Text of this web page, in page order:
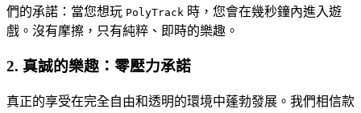
們的承諾：當您想玩 PolyTrack 時，您會在幾秒鐘內進入遊
戲。沒有摩擦，只有純粹、即時的樂趣。
2. 真誠的樂趣：零壓力承諾
真正的享受在完全自由和透明的環境中蓬勃發展。我們相信款